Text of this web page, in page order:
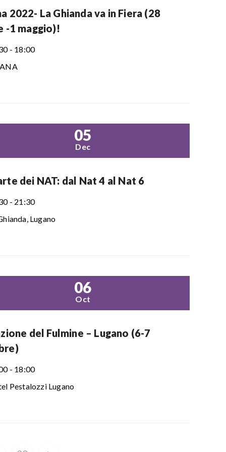
2022- La Ghianda va in Fiera (28
-1 maggio)!
- 18:00
05
Dec
dei NAT: dal Nat 4 al Nat 6
- 21:30
Lugano
06
Oct
del Fulmine – Lugano (6-7
- 18:00
Pestalozzi Lugano